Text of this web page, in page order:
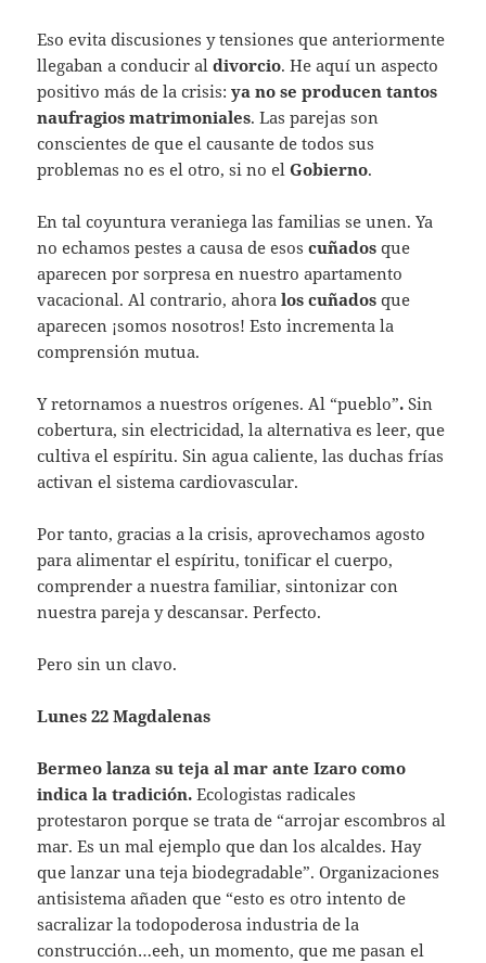
Eso evita discusiones y tensiones que anteriormente
llegaban a conducir aldivorcio. He aquí un aspecto
positivo más de la crisis:ya no se producen tantos
naufragios matrimoniales. Las parejas son
conscientes de que el causante de todos sus
problemas no es el otro, si no el Gobierno.
En tal coyuntura veraniega las familias se unen. Ya
no echamos pestes a causa de esoscuñados que
aparecen por sorpresa en nuestro apartamento
vacacional. Al contrario, ahora los cuñados que
aparecen ¡somos nosotros! Esto incrementa la
comprensión mutua.
Y retornamos a nuestros orígenes. Al “pueblo”. Sin
cobertura, sin electricidad, la alternativa es leer, que
cultiva el espíritu. Sin agua caliente, las duchas frías
activan el sistema cardiovascular.
Por tanto, gracias a la crisis, aprovechamos agosto
para alimentar el espíritu, tonificar el cuerpo,
comprender a nuestra familiar, sintonizar con
nuestra pareja y descansar. Perfecto.
Pero sin un clavo.
Lunes 22 Magdalenas
Bermeo lanza su teja al mar anteIzaro como
indica la tradición.Ecologistas radicales
protestaron porque se trata de “arrojar escombros al
mar. Es un mal ejemplo que dan los alcaldes. Hay
que lanzar una teja biodegradable”. Organizaciones
antisistema añaden que “esto es otro intento de
sacralizar la todopoderosa industria de la
construcción…eeh, un momento, que me pasan el